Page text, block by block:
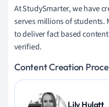
At StudySmarter, we have
serves millions of students.
to deliver fact based
verified.
Content Creation
Lily Hulatt